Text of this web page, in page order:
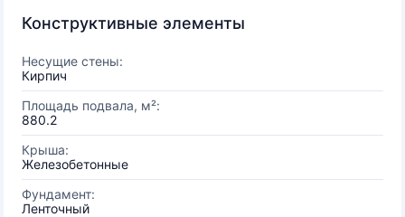
Конструктивные элементы
Несущие стены:
Кирпич
Площадь подвала, м²:
880.2
Крыша:
Железобетонные
Фундамент:
Ленточный